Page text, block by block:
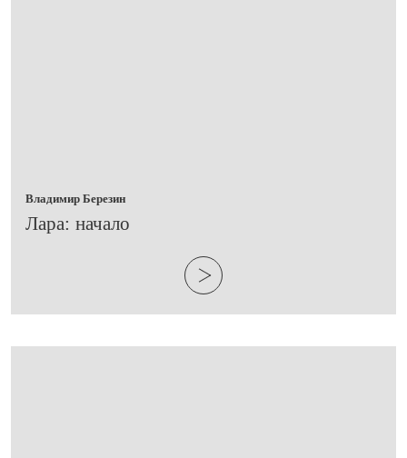
Владимир Березин
​Лара: начало